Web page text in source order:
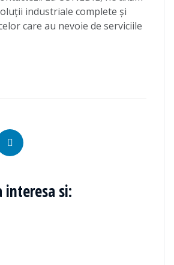
industriale complete și
care au nevoie de serviciile
interesa si: